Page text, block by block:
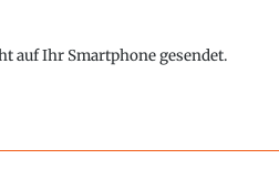
auf Ihr Smartphone gesendet.